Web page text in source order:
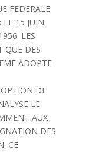
FEDERALE
LE 15 JUIN
LES
QUE DES
ADOPTE
DE
LE
AUX
DES
CE